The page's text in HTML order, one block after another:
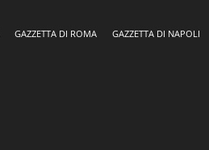
GAZZETTA DI ROMA GAZZETTA DI NAPOLI